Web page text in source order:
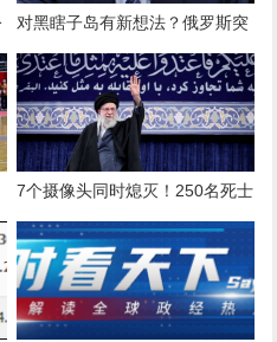
对黑瞎子岛有新想法？俄罗斯突
然加速建口岸，立下了为期3年
的“军令状”
7个摄像头同时熄灭！250名死士
突袭哈梅内伊总部，100人被杀